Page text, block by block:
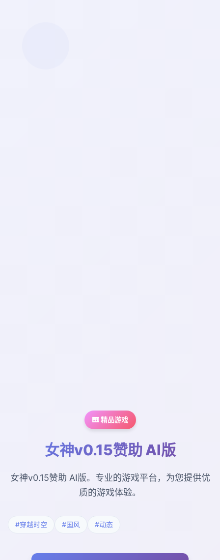
🎹 精品游戏
女神v0.15赞助 AI版
女神v0.15赞助 AI版。专业的游戏平台，为您提供优
质的游戏体验。
#穿越时空 #国风 #动态